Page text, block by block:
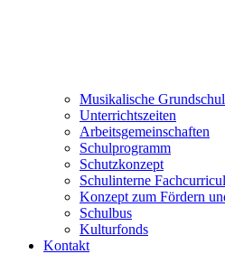
Musikalische
Unterrichtszeiten
Arbeitsgemeinschaften
Schulprogramm
Schutzkonzept
Schulinterne
Konzept zum Fördern
Schulbus
Kulturfonds
Kontakt